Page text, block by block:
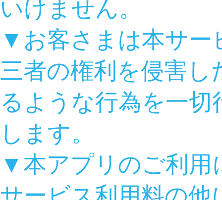
いけません。
▼お客さまは本サー
三者の権利を侵害
るような行為を一
します。
▼本アプリのご利用